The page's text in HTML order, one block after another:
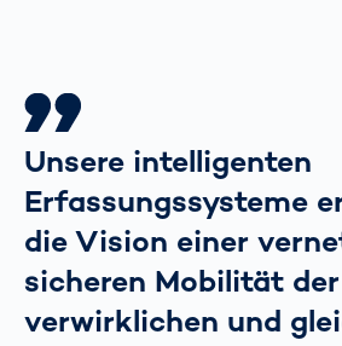
Unsere intelligenten
Erfassungssysteme
die Vision einer
sicheren Mobilität
verwirklichen und